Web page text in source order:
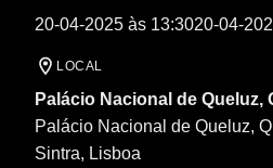
20-04-2025 às 13:3020-04-
LOCAL
Palácio Nacional de Queluz,
Palácio Nacional de Queluz,
Sintra, Lisboa